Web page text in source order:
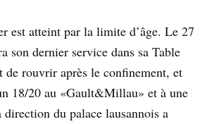
est atteint par la limite d’âge. Le 27
son dernier service dans sa Table
de rouvrir après le confinement, et
18/20 au «Gault&Millau» et à une
du palace lausannois a